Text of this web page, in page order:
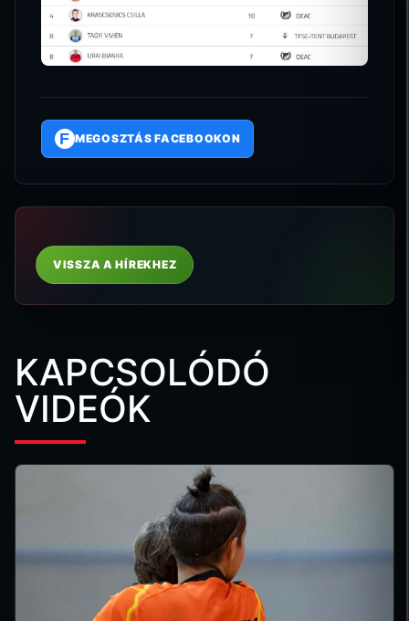
F MEGOSZTÁS FACEBOOKON
VISSZA A HÍREKHEZ
KAPCSOLÓDÓ
VIDEÓK